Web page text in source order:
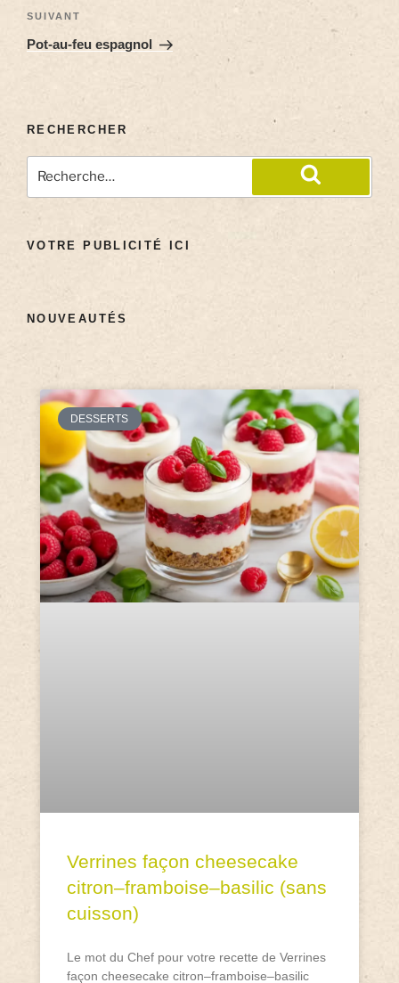
SUIVANT
Pot-au-feu espagnol
RECHERCHER
VOTRE PUBLICITÉ ICI
NOUVEAUTÉS
DESSERTS
Verrines façon cheesecake
citron–framboise–basilic (sans
cuisson)
Le mot du Chef pour votre recette de Verrines
façon cheesecake citron–framboise–basilic